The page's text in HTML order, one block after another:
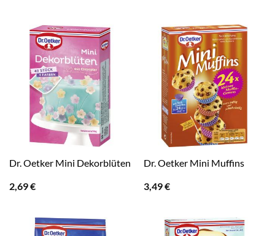
Dr. Oetker Mini Dekorblüten
2,69€
Dr. Oetker Mini Muffins
3,49€